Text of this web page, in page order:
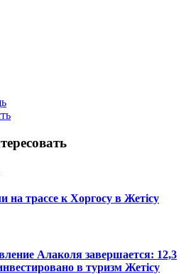
на трассе к Хоргосу в Жетісу
Алаколя завершается: 12,3
в туризм Жетісу